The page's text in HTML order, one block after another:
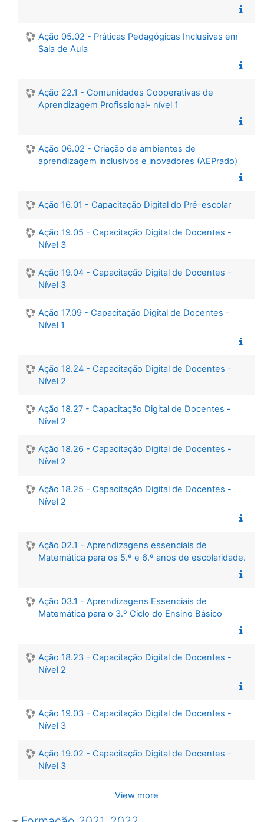
Ação 05.02 - Práticas Pedagógicas Inclusivas em
Sala de Aula
Ação 22.1 - Comunidades Cooperativas de
Aprendizagem Profissional- nível 1
Ação 06.02 - Criação de ambientes de
aprendizagem inclusivos e inovadores (AEPrado)
Ação 16.01 - Capacitação Digital do Pré-escolar
Ação 19.05 - Capacitação Digital de Docentes -
Nível 3
Ação 19.04 - Capacitação Digital de Docentes -
Nível 3
Ação 17.09 - Capacitação Digital de Docentes -
Nível 1
Ação 18.24 - Capacitação Digital de Docentes -
Nível 2
Ação 18.27 - Capacitação Digital de Docentes -
Nível 2
Ação 18.26 - Capacitação Digital de Docentes -
Nível 2
Ação 18.25 - Capacitação Digital de Docentes -
Nível 2
Ação 02.1 - Aprendizagens essenciais de
Matemática para os 5.º e 6.º anos de escolaridade.
Ação 03.1 - Aprendizagens Essenciais de
Matemática para o 3.º Ciclo do Ensino Básico
Ação 18.23 - Capacitação Digital de Docentes -
Nível 2
Ação 19.03 - Capacitação Digital de Docentes -
Nível 3
Ação 19.02 - Capacitação Digital de Docentes -
Nível 3
View more